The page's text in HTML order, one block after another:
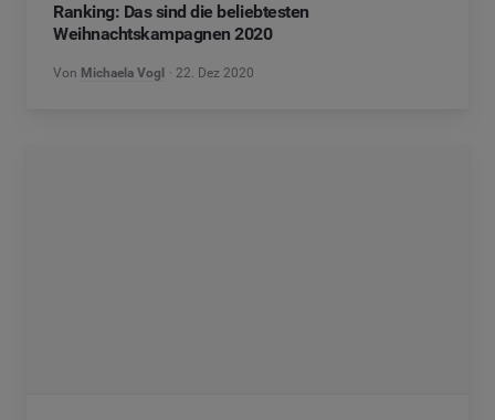
Ranking: Das sind die beliebtesten
Weihnachtskampagnen 2020
Von Michaela Vogl 22. Dez 2020